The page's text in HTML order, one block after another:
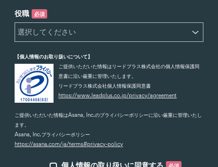
役職 必須
【個人情報のお取り扱いについて】
ご提供いただいた情報はリードプラス株式会社の個人情報保護同
意書に沿い厳重に管理いたします。
リードプラス株式会社個人情報保護同意書
https://www.leadplus.co.jp/privacy/agreement
ご提供いただいた情報はAsana, Inc.のプライバシーポリシーに沿い厳重に管理いたし
ます。
Asana, Inc.プライバシーポリシー
https://asana.com/ja/terms#privacy-policy
個人情報の取り扱いに同意する